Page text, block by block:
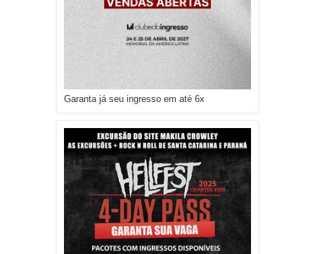
Garanta já seu ingresso em até 6x